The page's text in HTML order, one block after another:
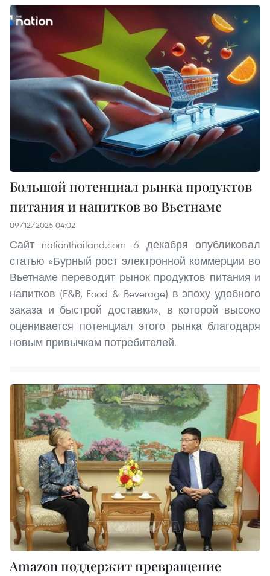
Большой потенциал рынка продуктов
питания и напитков во Вьетнаме
09/12/2025 04:02
Сайт nationthailand.com 6 декабря опубликовал
статью «Бурный рост электронной коммерции во
Вьетнаме переводит рынок продуктов питания и
напитков (F&B, Food & Beverage) в эпоху удобного
заказа и быстрой доставки», в которой высоко
оценивается потенциал этого рынка благодаря
новым привычкам потребителей.
Amazon поддержит превращение